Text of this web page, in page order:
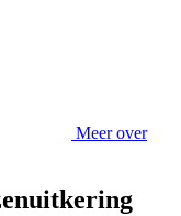
Meer over